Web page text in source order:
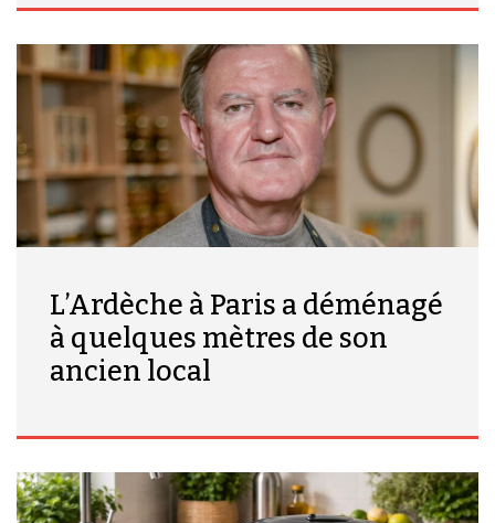
L’Ardèche à Paris a déménagé
à quelques mètres de son
ancien local